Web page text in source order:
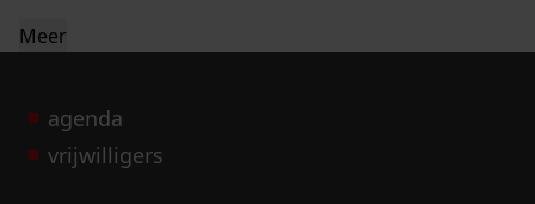
Meer
agenda
vrijwilligers